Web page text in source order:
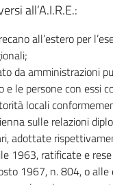
all’A.I.R.E.:
all’estero per
da amministrazioni
e le persone con essi
locali
sulle relazioni
adottate
1963, ratificate e
1967, n. 804, o alle